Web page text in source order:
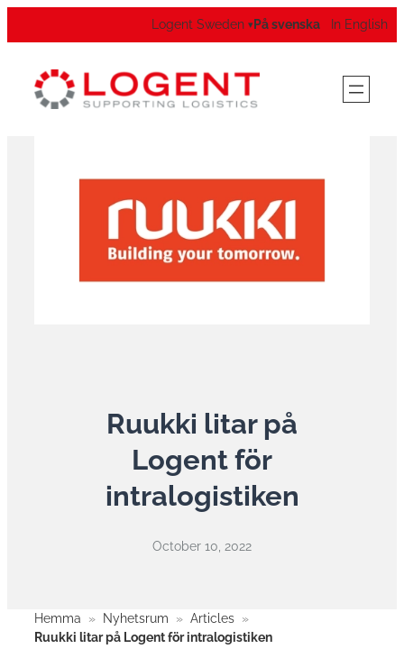
Logent Sweden ▾ På svenska In English
Ruukki litar på
Logent för
intralogistiken
October 10, 2022
Hemma » Nyhetsrum » Articles »
Ruukki litar på Logent för intralogistiken